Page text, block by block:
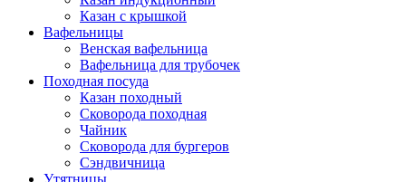
Казан с крышкой
Вафельницы
Венская вафельница
Вафельница для трубочек
Походная посуда
Казан походный
Сковорода походная
Чайник
Сковорода для бургеров
Сэндвичница
Утятницы